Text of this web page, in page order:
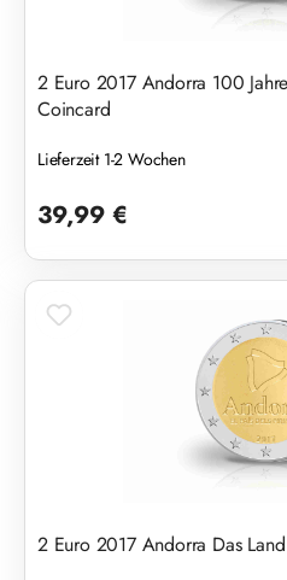
2 Euro 2017 Andorra 100
Coincard
Lieferzeit 1-2 Wochen
39,99 €
2 Euro 2017 Andorra Das